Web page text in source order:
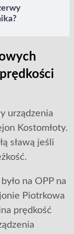
urządzenia
Kostomłoty.
sławą jeśli
na OPP na
Piotrkowa
prędkość